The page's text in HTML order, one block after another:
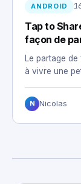
ANDROID
Tap to
façon de
Le partage de
à vivre une
N Nicolas